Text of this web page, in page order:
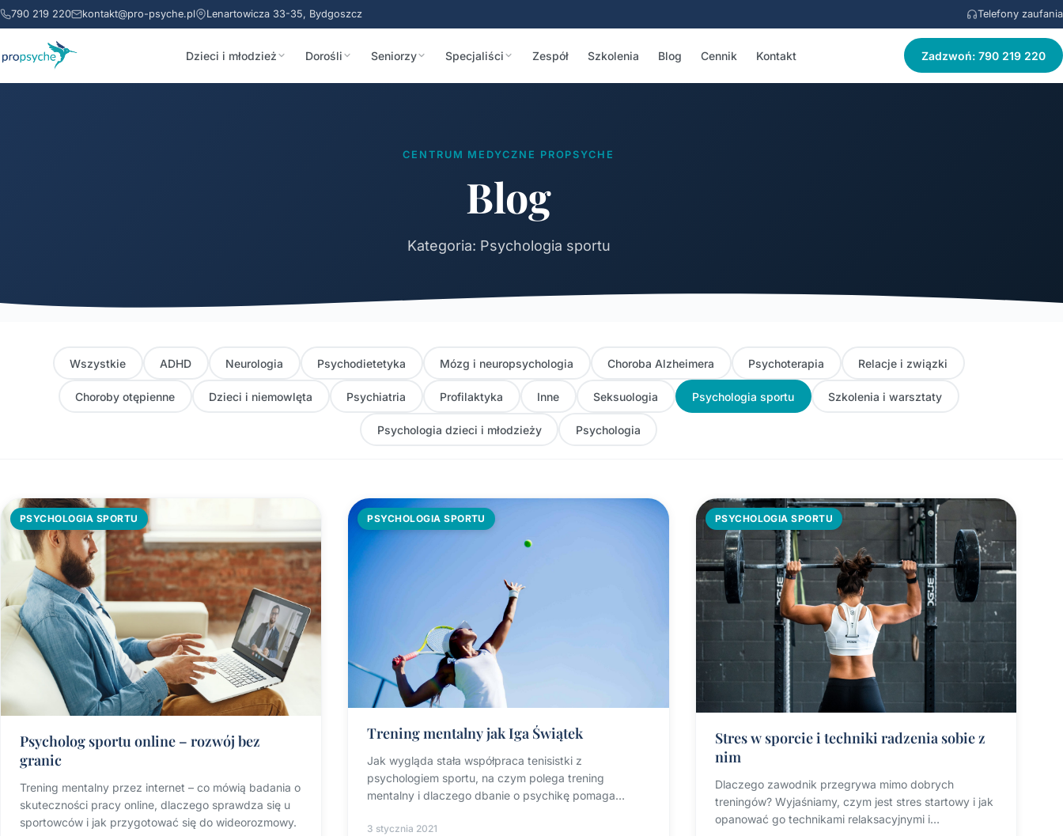
790 219 220 kontakt@pro-psyche.pl Lenartowicza 33-35, Bydgoszcz Telefony zaufania
Dzieci i młodzież Dorośli Seniorzy Specjaliści Zespół Szkolenia Blog Cennik Kontakt Zadzwoń: 790 219 220
CENTRUM MEDYCZNE PROPSYCHE
Blog
Kategoria: Psychologia sportu
Wszystkie ADHD Neurologia Psychodietetyka Mózg i neuropsychologia Choroba Alzheimera Psychoterapia Relacje i związki
Choroby otępienne Dzieci i niemowlęta Psychiatria Profilaktyka Inne Seksuologia Psychologia sportu Szkolenia i warsztaty
Psychologia dzieci i młodzieży Psychologia
PSYCHOLOGIA SPORTU
Psycholog sportu online – rozwój bez
granic
Trening mentalny przez internet – co mówią badania o
skuteczności pracy online, dlaczego sprawdza się u
sportowców i jak przygotować się do wideorozmowy.
PSYCHOLOGIA SPORTU
Trening mentalny jak Iga Świątek
Jak wygląda stała współpraca tenisistki z
psychologiem sportu, na czym polega trening
mentalny i dlaczego dbanie o psychikę pomaga
3 stycznia 2021
PSYCHOLOGIA SPORTU
Stres w sporcie i techniki radzenia sobie z
nim
Dlaczego zawodnik przegrywa mimo dobrych
treningów? Wyjaśniamy, czym jest stres startowy i jak
opanować go technikami relaksacyjnymi i